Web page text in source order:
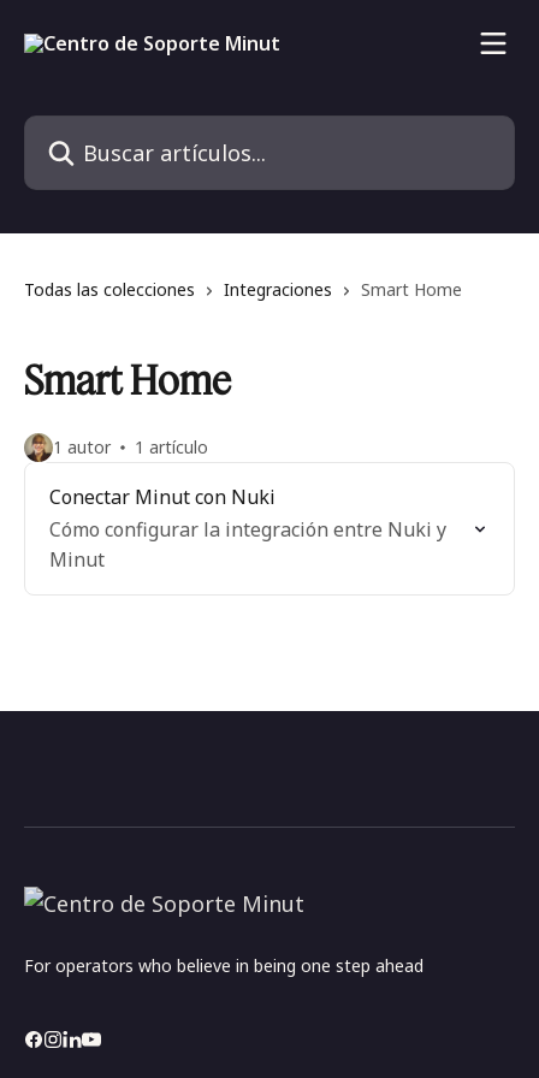
Buscar artículos...
Todas las colecciones Integraciones Smart Home
Smart Home
1 autor 1 artículo
Conectar Minut con Nuki
Cómo configurar la integración entre Nuki y
Minut
For operators who believe in being one step ahead